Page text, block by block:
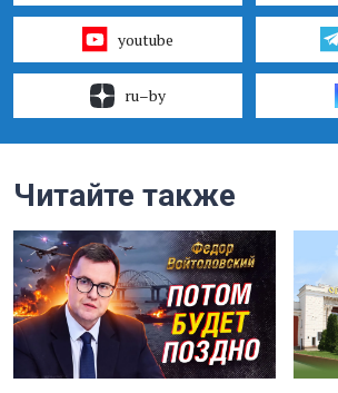
youtube
ru–by
Читайте также